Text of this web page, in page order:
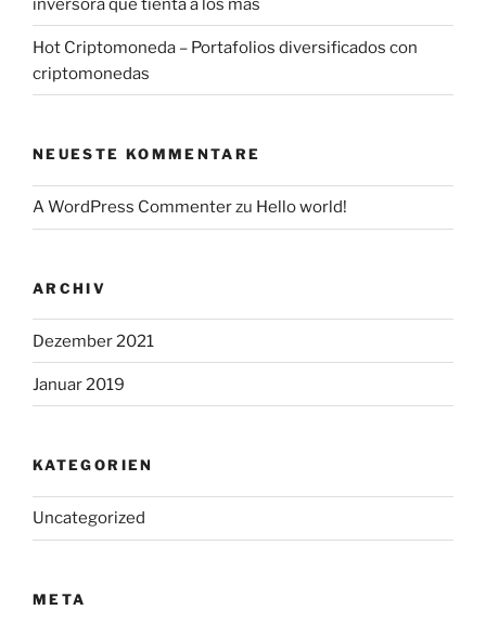
inversora que tienta a los más
Hot Criptomoneda – Portafolios diversificados con
criptomonedas
NEUESTE KOMMENTARE
A WordPress Commenterzu Hello world!
ARCHIV
Dezember 2021
Januar 2019
KATEGORIEN
Uncategorized
META